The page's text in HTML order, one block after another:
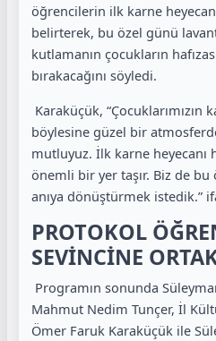
öğrencilerin ilk karne
belirterek, bu özel günü
kutlamanın çocukların
bırakacağını söyledi.
Karaküçük, “Çocuklarımızın
böylesine güzel bir
mutluyuz. İlk karne heyecanı
önemli bir yer taşır. Biz de
anıya dönüştürmek istedik.”
PROTOKOL
SEVİNCİNE
Programın sonunda
Mahmut Nedim Tunçer, İl
Ömer Faruk Karaküçük ile